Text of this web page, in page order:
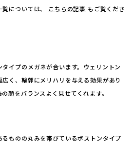
については、
こちらの記事 もご覧くださ
イプのメガネが合います。ウェリントン
く、輪郭にメリハリを与える効果があり
顔をバランスよく見せてくれます。
ものの丸みを帯びているボストンタイプ